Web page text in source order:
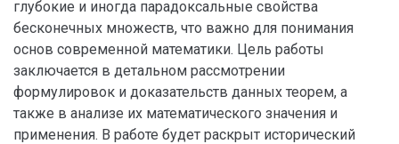
глубокие и иногда парадоксальные свойства
бесконечных множеств, что важно для понимания
основ современной математики. Цель работы
заключается в детальном рассмотрении
формулировок и доказательств данных теорем, а
также в анализе их математического значения и
применения. В работе будет раскрыт исторический